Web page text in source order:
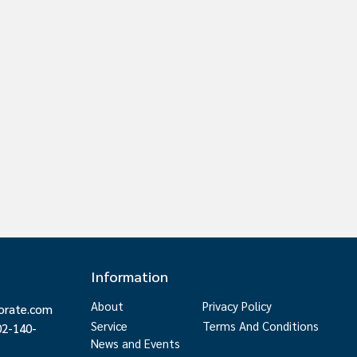
140-
Information
About
Service
Privacy Policy
Terms And Conditions
News and Events